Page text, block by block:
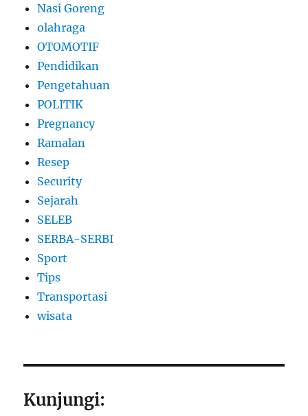
Nasi Goreng
olahraga
OTOMOTIF
Pendidikan
Pengetahuan
POLITIK
Pregnancy
Ramalan
Resep
Security
Sejarah
SELEB
SERBA-SERBI
Sport
Tips
Transportasi
wisata
Kunjungi: